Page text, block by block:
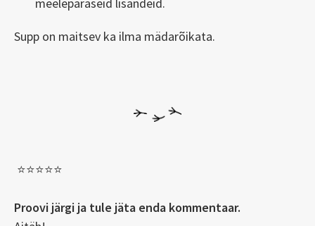
Supp on maitsev ka ilma mädarõikata.
⭐️⭐️⭐️⭐️⭐️
Proovi järgi ja tule jäta enda kommentaar.